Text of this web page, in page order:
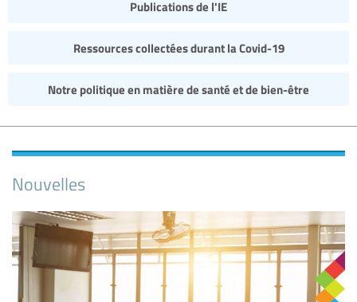
Publications de l'IE
Ressources collectées durant la Covid-19
Notre politique en matière de santé et de bien-être
Nouvelles